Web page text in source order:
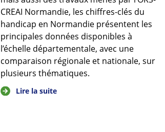
CREAI Normandie, les chiffres-clés du
handicap en Normandie présentent les
principales données disponibles à
l’échelle départementale, avec une
comparaison régionale et nationale, sur
plusieurs thématiques.
Lire la suite